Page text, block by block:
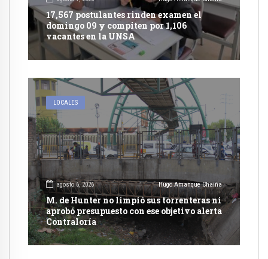
17,567 postulantes rinden examen el
domingo 09 y compiten por 1,106
vacantes en la UNSA
LOCALES
agosto 6, 2026 Hugo Amanque Chaiña
M. de Hunter no limpió sus torrenteras ni
aprobó presupuesto con ese objetivo alerta
Contraloría